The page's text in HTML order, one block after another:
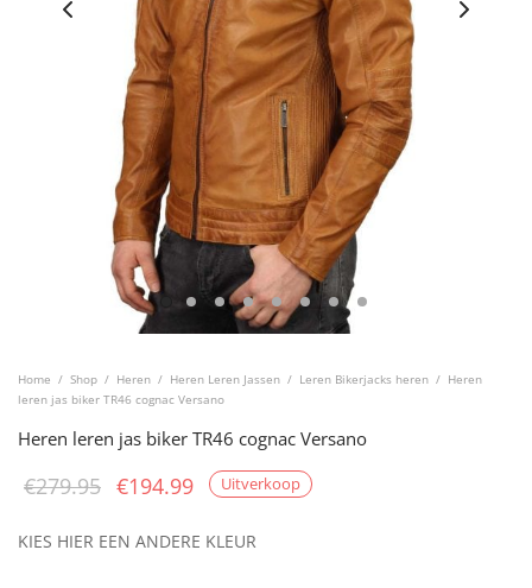
Home / Shop / Heren / Heren Leren Jassen / Leren Bikerjacks heren / Heren
leren jas biker TR46 cognac Versano
Heren leren jas biker TR46 cognac Versano
Uitverkoop
€279.95 Oorspronkelijke
€279.95.
€194.99 Huidige
€194.99.
KIES HIER EEN ANDERE KLEUR